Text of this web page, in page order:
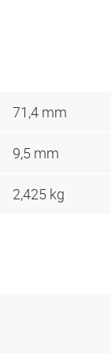
71,4 mm
9,5 mm
2,425 kg